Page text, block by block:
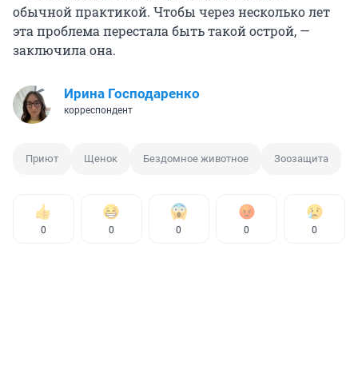
обычной практикой. Чтобы через несколько лет
эта проблема перестала быть такой острой, —
заключила она.
Ирина Господаренко
корреспондент
Приют Щенок Бездомное животное Зоозащита
0 0 0 0 0